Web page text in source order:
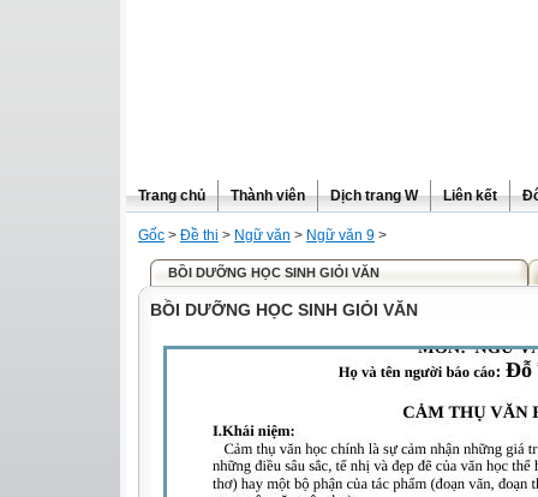
Trang chủ Thành viên Dịch trang W Liên kết
Gốc > Đề thi > Ngữ văn > Ngữ văn 9 >
BỒI DƯỠNG HỌC SINH GIỎI VĂN
BỒI DƯỠNG HỌC SINH GIỎI VĂN